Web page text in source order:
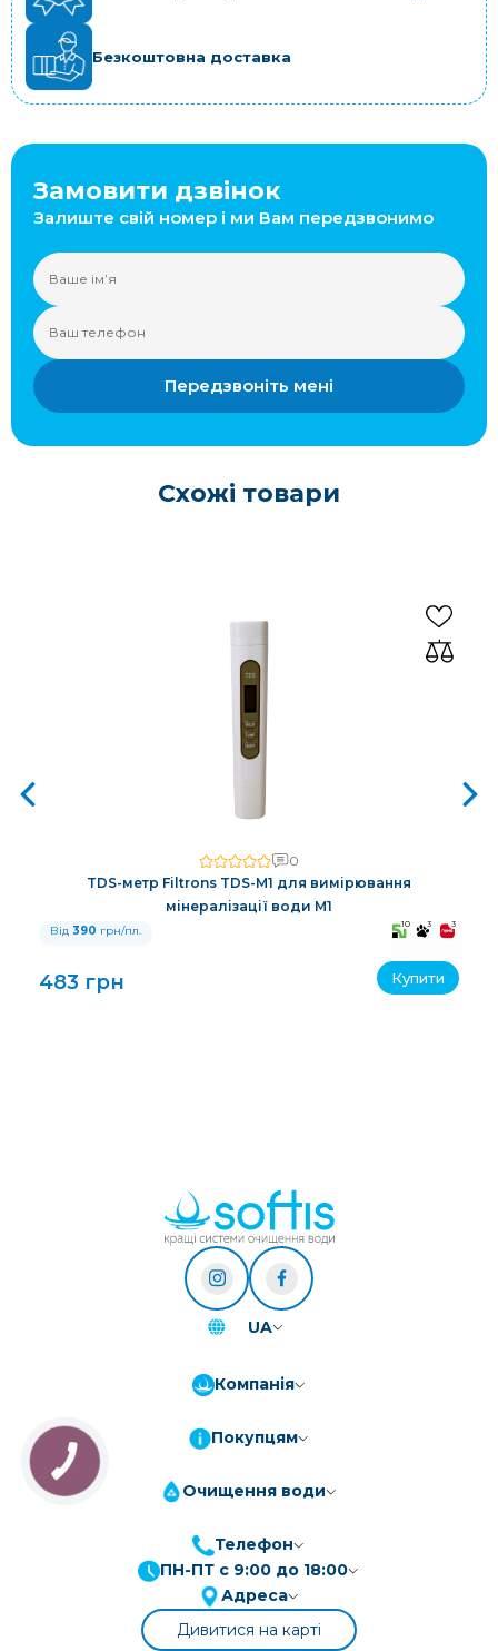
ПриватБанк
3-10 платежів, кредит 0.01%
3-7 платежів, кредит 0.01%
Безкоштовна доставка
Замовити дзвінок
Залиште свій номер і ми Вам передзвонимо
Передзвоніть мені
Схожі товари
0
TDS-метр Filtrons TDS-M1 для вимірювання
мінералізації води M1
Від 390 грн/пл. 10 3 3
483 грн Купити
UA
Компанія
Покупцям
Очищення води
Телефон
ПН-ПТ с 9:00 до 18:00
Адреса
Дивитися на карті